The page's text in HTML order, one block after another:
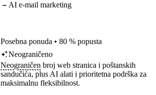
AI e-mail marketing
Posebna ponuda • 80 % popusta
Neograničeno
Neograničen broj web stranica i poštanskih
sandučića, plus AI alati i prioritetna podrška za
maksimalnu fleksibilnost.